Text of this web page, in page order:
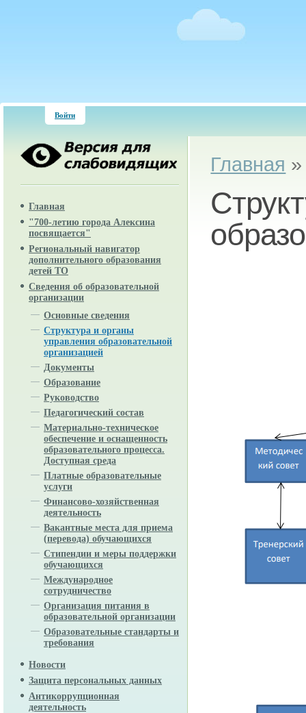
Войти
Главная
"700-летию города Алексина
посвящается"
Региональный навигатор
дополнительного образования
детей ТО
Сведения об образовательной
организации
Основные сведения
Структура и органы
управления образовательной
организацией
Документы
Образование
Руководство
Педагогический состав
Материально-техническое
обеспечение и оснащенность
образовательного процесса.
Доступная среда
Платные образовательные
услуги
Финансово-хозяйственная
деятельность
Вакантные места для приема
(перевода) обучающихся
Стипендии и меры поддержки
обучающихся
Международное
сотрудничество
Организация питания в
образовательной организации
Образовательные стандарты и
требования
Новости
Защита персональных данных
Антикоррупционная
деятельность
Вы здесь
Главная